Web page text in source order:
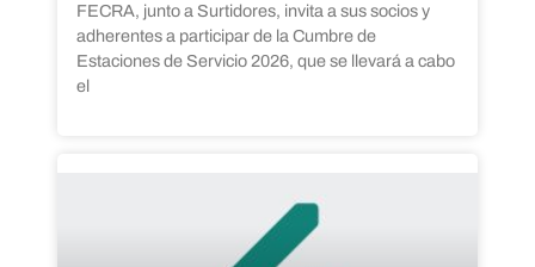
FECRA, junto a Surtidores, invita a sus socios y
adherentes a participar de la Cumbre de
Estaciones de Servicio 2026, que se llevará a cabo
el